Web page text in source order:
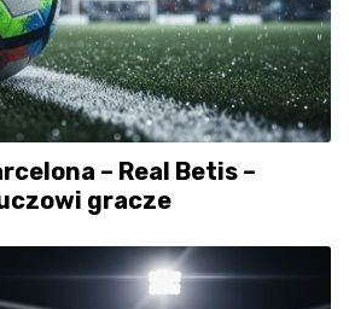
– Real Betis –
gracze